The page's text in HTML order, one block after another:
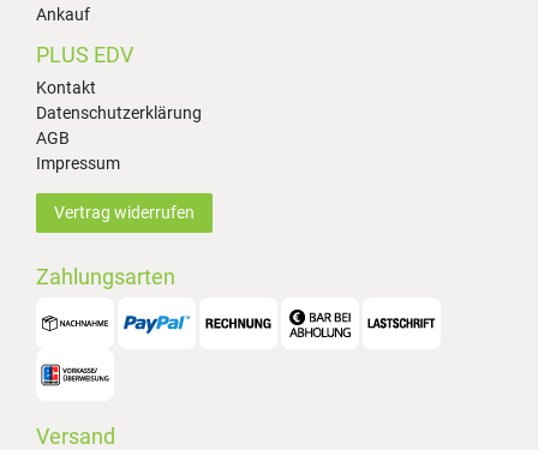
Ankauf
PLUS EDV
Kontakt
Datenschutzerklärung
AGB
Impressum
Vertrag widerrufen
Zahlungsarten
Versand